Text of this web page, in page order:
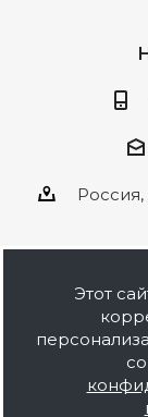
2026 ©
оптовая и
материалов,
Этот